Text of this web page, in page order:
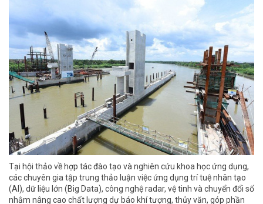
Tại hội thảo về hợp tác đào tạo và nghiên cứu khoa học ứng dụng,
các chuyên gia tập trung thảo luận việc ứng dụng trí tuệ nhân tạo
(AI), dữ liệu lớn (Big Data), công nghệ radar, vệ tinh và chuyển đổi số
nhằm nâng cao chất lượng dự báo khí tượng, thủy văn, góp phần